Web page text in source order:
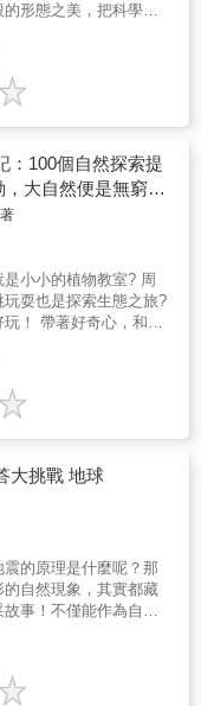
形態之美，把科學知
觀，看見萬物的繽紛
樣性——並且把它們全
開本設計，以獨樹一
蝶、凹凸有致的貝
有奇妙的真菌與細緻
令人驚嘆的拼貼形式
藏在大自然的美妙形
的形態與繁複細節。
科學作家班．霍爾撰
自然知識。• 震撼的大
展示自然物件鮮豔與
學與故事結合，在欣賞
是送給自然愛好者的珍
覺體驗，也是值得永
請你沉浸其中、近距
重新看待自然。
：100個自然探索提
大自然便是無窮的
注力、表達力!
著
小小的植物教室? 周
耍也是探索生態之旅?
心，和孩
老師。 想讓孩子
遠到不到行的深山
書能讓孩子記錄所有
且隨時隨地都能開
長，也能帶孩子到附
大挑戰 地球
的原理是什麼呢？那
自然現象，其實都藏
事！不僅能作為自然
來說，更是課後增加
的家園——地球，是一
星。從地殼內部的變